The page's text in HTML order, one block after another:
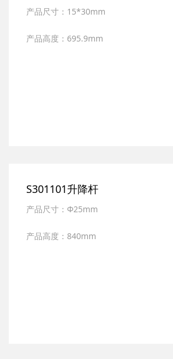
产品尺寸：15*30mm
产品高度：695.9mm
S301101升降杆
产品尺寸：Φ25mm
产品高度：840mm